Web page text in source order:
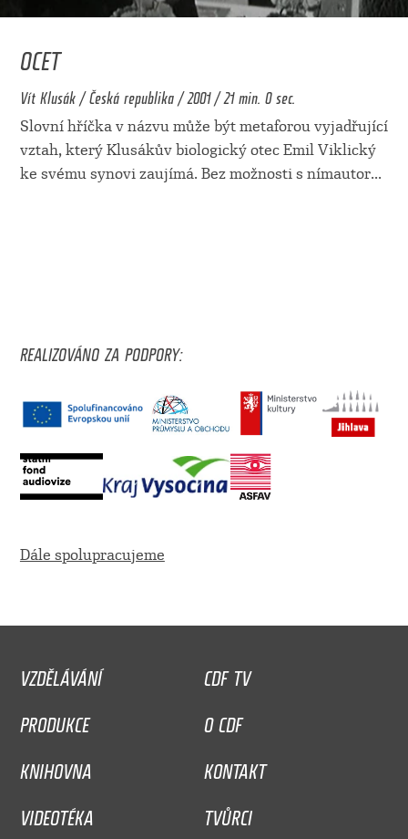
OCET
Vít Klusák / Česká republika / 2001 / 21 min. 0 sec.
Slovní hříčka v názvu může být metaforou vyjadřující
vztah, který Klusákův biologický otec Emil Viklický
ke svému synovi zaujímá. Bez možnosti s nímautor...
REALIZOVÁNO ZA PODPORY:
Dále spolupracujeme
VZDĚLÁVÁNÍ
CDF TV
PRODUKCE
O CDF
KNIHOVNA
KONTAKT
VIDEOTÉKA
TVŮRCI